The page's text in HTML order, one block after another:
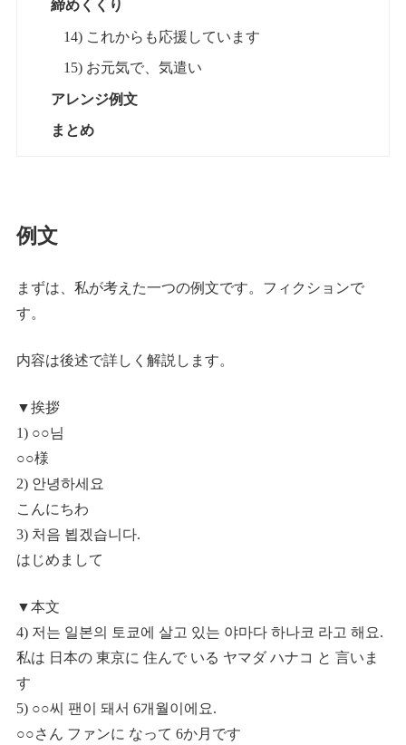
締めくくり
14) これからも応援しています
15) お元気で、気遣い
アレンジ例文
まとめ
例文
まずは、私が考えた一つの例文です。フィクションで
す。
内容は後述で詳しく解説します。
▼挨拶
1) ○○님
○○様
2) 안녕하세요
こんにちわ
3) 처음 뵙겠습니다.
はじめまして
▼本文
4) 저는 일본의 토쿄에 살고 있는 야마다 하나코 라고 해요.
私は 日本の 東京に 住んで いる ヤマダ ハナコ と 言いま
す
5) ○○씨 팬이 돼서 6개월이에요.
○○さん ファンに なって 6か月です